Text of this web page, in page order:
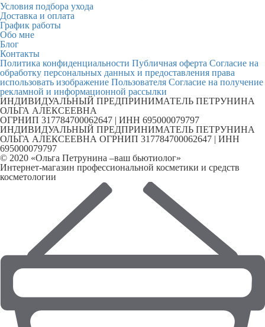
Условия подбора ухода
Доставка и оплата
График работы
Обо мне
Блог
Контакты
Политика конфиденциальности Публичная оферта Согласие на
обработку персональных данных и предоставления права
использовать изображение Пользователя Согласие на получение
рекламной и информационной рассылки
ИНДИВИДУАЛЬНЫЙ ПРЕДПРИНИМАТЕЛЬ ПЕТРУНИНА
ОЛЬГА АЛЕКСЕЕВНА
ОГРНИП 317784700062647 | ИНН 695000079797
ИНДИВИДУАЛЬНЫЙ ПРЕДПРИНИМАТЕЛЬ ПЕТРУНИНА
ОЛЬГА АЛЕКСЕЕВНА ОГРНИП 317784700062647 | ИНН
695000079797
© 2020 «Ольга Петрунина –ваш бьютиолог»
Интернет-магазин профессиональной косметики и средств
косметологии